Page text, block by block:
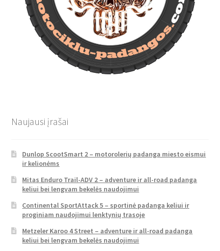
Naujausi įrašai
Dunlop ScootSmart 2 – motorolerių padanga miesto eismui
ir kelionėms
Mitas Enduro Trail-ADV 2 – adventure ir all-road padanga
keliui bei lengvam bekelės naudojimui
Continental SportAttack 5 – sportinė padanga keliui ir
proginiam naudojimui lenktynių trasoje
Metzeler Karoo 4 Street – adventure ir all-road padanga
keliui bei lengvam bekelės naudojimui